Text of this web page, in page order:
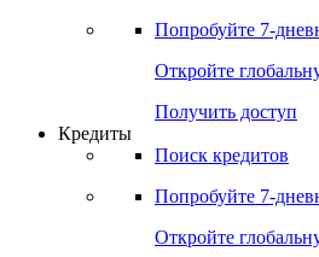
Попробуйте 7-
Откройте
Получить доступ
Кредиты
Поиск кредитов
Попробуйте 7-
Откройте